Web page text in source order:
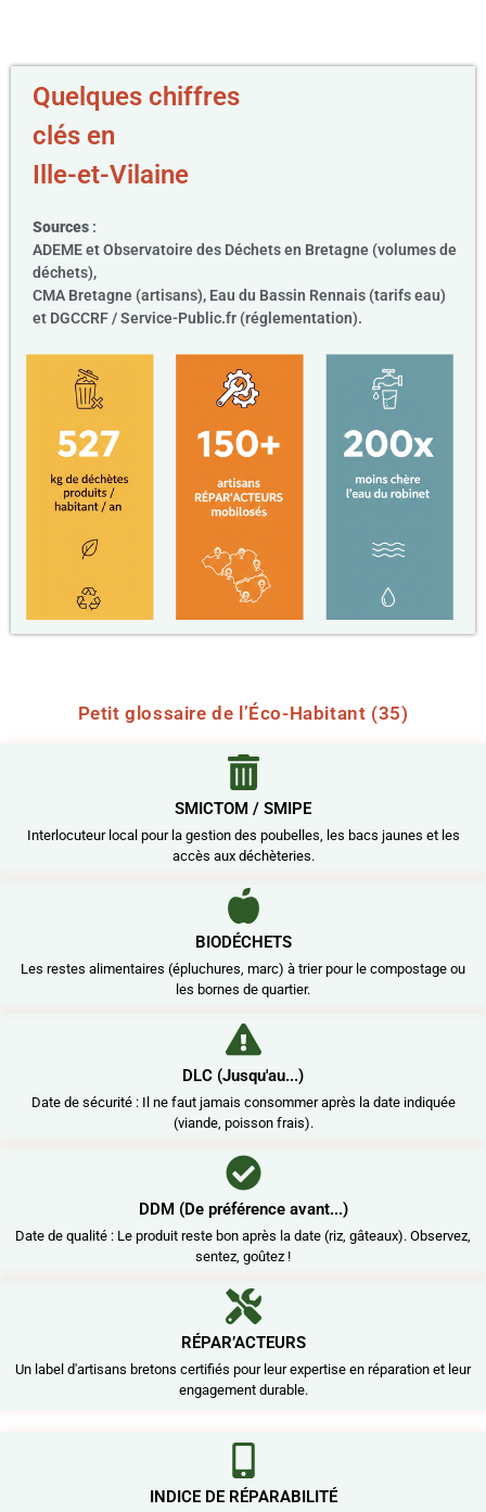
Quelques chiffres
clés en
Ille-et-Vilaine
Sources :
ADEME et Observatoire des Déchets en Bretagne (volumes de
déchets),
CMA Bretagne (artisans), Eau du Bassin Rennais (tarifs eau)
et DGCCRF / Service-Public.fr (réglementation).
Petit glossaire de l’Éco-Habitant (35)
SMICTOM / SMIPE
Interlocuteur local pour la gestion des poubelles, les bacs jaunes et les
accès aux déchèteries.
BIODÉCHETS
Les restes alimentaires (épluchures, marc) à trier pour le compostage ou
les bornes de quartier.
DLC (Jusqu'au...)
Date de sécurité : Il ne faut jamais consommer après la date indiquée
(viande, poisson frais).
DDM (De préférence avant...)
Date de qualité : Le produit reste bon après la date (riz, gâteaux). Observez,
sentez, goûtez !
RÉPAR’ACTEURS
Un label d'artisans bretons certifiés pour leur expertise en réparation et leur
engagement durable.
INDICE DE RÉPARABILITÉ